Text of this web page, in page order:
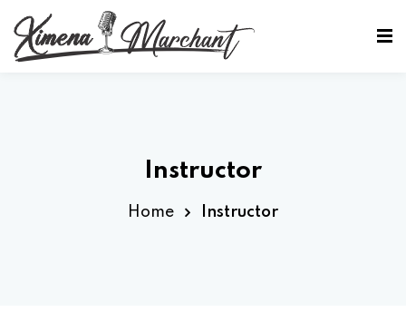
Instructor
Home Instructor
Sign in Sign up